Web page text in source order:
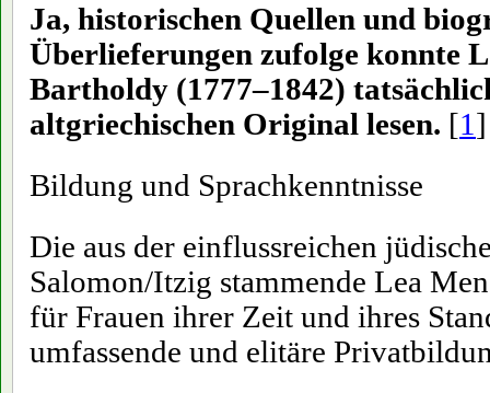
Ja, historischen Quellen und
Überlieferungen zufolge konnte
Bartholdy (1777–1842)
altgriechischen Original lesen. [1]
Bildung und Sprachkenntnisse
Die aus der einflussreichen
Salomon/Itzig stammende Lea
für Frauen ihrer Zeit und ihres
umfassende und elitäre